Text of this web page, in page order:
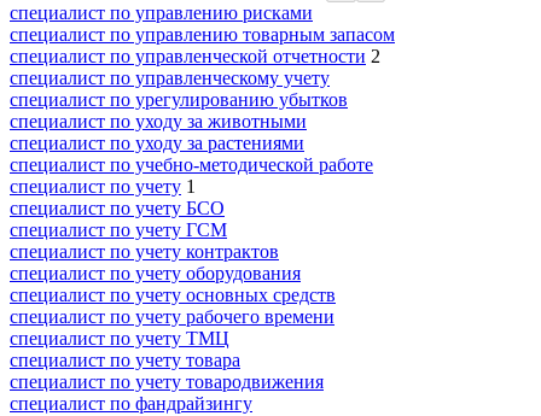
специалист по управлению рисками
специалист по управлению товарным запасом
специалист по управленческой отчетности 2
специалист по управленческому учету
специалист по урегулированию убытков
специалист по уходу за животными
специалист по уходу за растениями
специалист по учебно-методической работе
специалист по учету 1
специалист по учету БСО
специалист по учету ГСМ
специалист по учету контрактов
специалист по учету оборудования
специалист по учету основных средств
специалист по учету рабочего времени
специалист по учету ТМЦ
специалист по учету товара
специалист по учету товародвижения
специалист по фандрайзингу